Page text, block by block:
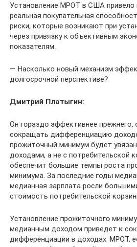
Установление МРОТ в США привело
реальная покупательная
риски, которые возникают при
через привязку к объективным
показателям.
— Насколько новый механизм
долгосрочной перспективе?
Дмитрий Платыгин:
Он гораздо эффективнее прежнего,
сокращать дифференциацию
прожиточный минимум будет
доходами, а не с потребительской
обеспечит большие темпы роста
минимума. За последние годы
медианная зарплата росли
стоимость потребительской
Установление прожиточного
медианным доходом приведет к
дифференциации в доходах. МРОТ,